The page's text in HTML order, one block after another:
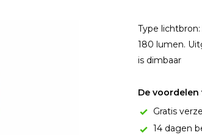
Type
180 lumen.
is dimbaar
De voordelen
Gratis
14 dagen